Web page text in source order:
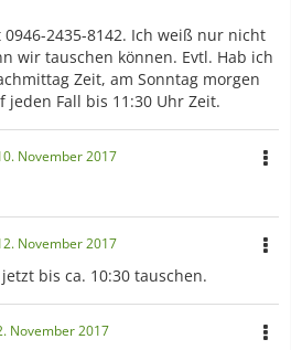
0946-2435-8142. Ich weiß nur nicht
wir tauschen können. Evtl. Hab ich
Zeit, am Sonntag morgen
jeden Fall bis 11:30 Uhr Zeit.
November 2017
November 2017
bis ca. 10:30 tauschen.
November 2017